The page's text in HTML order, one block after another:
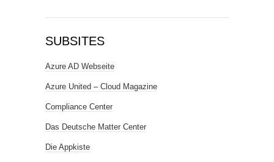
SUBSITES
Azure AD Webseite
Azure United – Cloud Magazine
Compliance Center
Das Deutsche Matter Center
Die Appkiste